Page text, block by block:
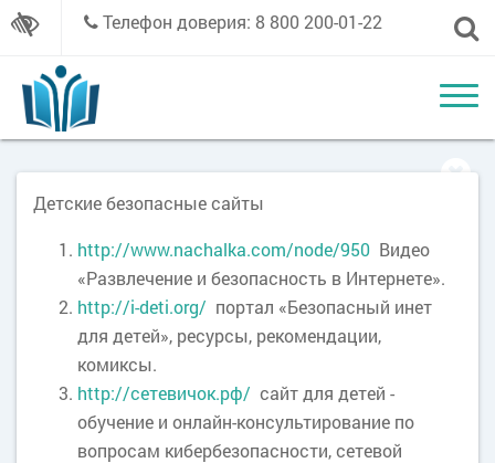
Телефон доверия: 8 800 200-01-22
Детские безопасные сайты
http://www.nachalka.com/node/950 Видео
«Развлечение и безопасность в Интернете».
http://i-deti.org/ портал «Безопасный инет
для детей», ресурсы, рекомендации,
комиксы.
http://сетевичок.рф/ сайт для детей -
обучение и онлайн-консультирование по
вопросам кибербезопасности, сетевой